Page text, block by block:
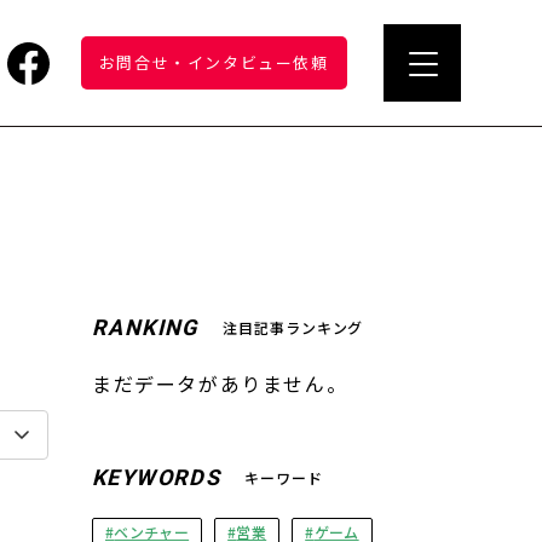
お問合せ ・ インタビュー依頼
RANKING 注目記事ランキング
まだデータがありません。
KEYWORDS キーワード
ベンチャー 営業 ゲーム